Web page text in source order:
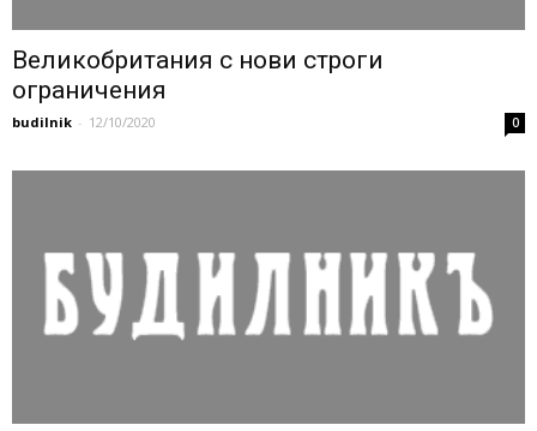
Великобритания с нови строги
ограничения
budilnik - 12/10/2020 0